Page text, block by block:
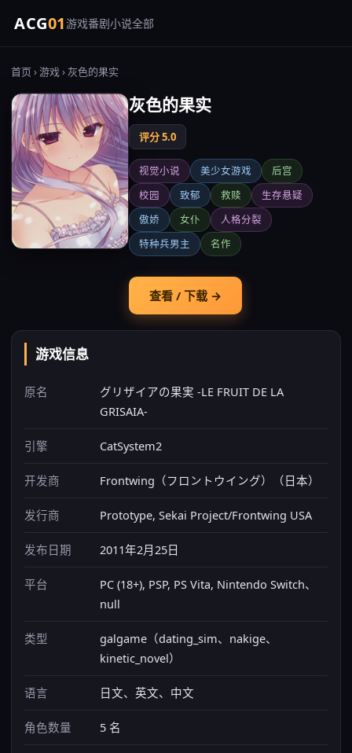
ACG01游戏番剧小说全部
首页 ›游戏› 灰色的果实
灰色的果实
评分 5.0
视觉小说 美少女游戏
后宫
校园
致郁 救赎
生存悬疑
傲娇
女仆
人格分裂
特种兵男主
名作
查看 / 下载 →
游戏信息
原名
グリザイアの果実 -LE FRUIT DE LA
GRISAIA-
引擎 CatSystem2
开发商 Frontwing（フロントウイング）（日本）
发行商 Prototype, Sekai Project/Frontwing USA
发布日期 2011年2月25日
平台
PC (18+), PSP, PS Vita, Nintendo Switch、
null
类型
galgame（dating_sim、nakige、
kinetic_novel）
语言 日文、英文、中文
角色数量 5 名